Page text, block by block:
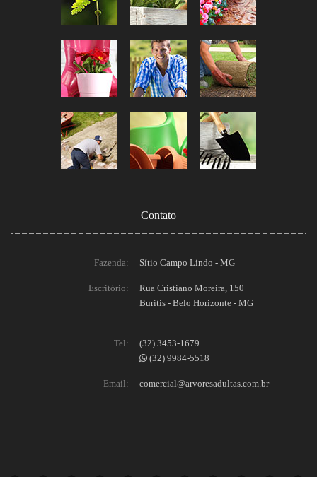
Contato
Fazenda: Sítio Campo Lindo - MG
Escritório:
Rua Cristiano Moreira, 150
Buritis - Belo Horizonte - MG
Tel:
(32) 3453-1679
(32) 9984-5518
Email: comercial@arvoresadultas.com.br